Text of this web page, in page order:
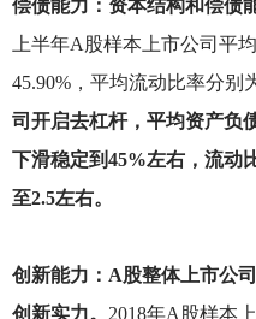
偿债能力：资本结构和偿债
上半年A股样本上市公司平
45.90%，平均流动比率分别
司开启去杠杆，平均资产负
下滑稳定到45%左右，流动
至2.5左右。
创新能力：A股整体上市公
创新实力。 2018年A股样本